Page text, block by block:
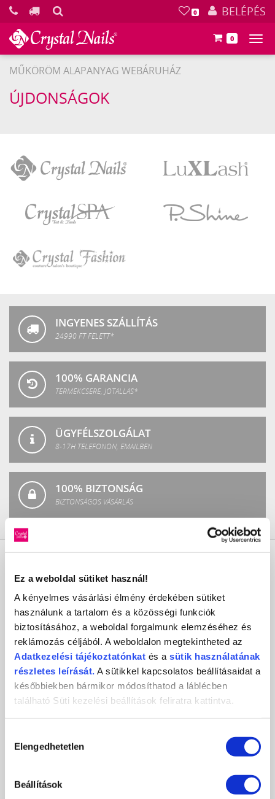
Ez a weboldal sütiket használ!
A kényelmes vásárlási élmény érdekében sütiket
használunk a tartalom és a közösségi funkciók
biztosításához, a weboldal forgalmunk elemzéséhez és
reklámozás céljából. A weboldalon megtekintheted az
Adatkezelési tájékoztatónkat és a sütik használatának
részletes leírását. A sütikkel kapcsolatos beállításaidat a
későbbiekben bármikor módosíthatod a láblécben
található Süti kezelési beállítások feliratra kattintva.
kiválasztása
Elengedhetetlen
Beállítások
0 BELÉPÉS
0
MŰKÖRÖM ALAPANYAG WEBÁRUHÁZ
ÚJDONSÁGOK
Nails
SPA
INGYENES SZÁLLÍTÁS
24990 FT FELETT*
100% GARANCIA
TERMÉKCSERE, JÓTÁLLÁS*
ÜGYFÉLSZOLGÁLAT
8-17H TELEFONON, EMAILBEN
100% BIZTONSÁG
BIZTONSÁGOS VÁSÁRLÁS
Crystal
Nails
CosmoPro
Kft.
Crystal Nails
CosmoPro Kft.
1085
Hungary
+36 1 / 334 1924
ugyfelszolgalat@crystalnails.hu